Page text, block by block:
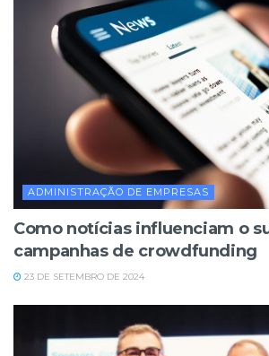
ADMINISTRAÇÃO DE EMPRESAS
Como notícias influenciam o
campanhas de crowdfunding
23 DE SETEMBRO DE 2024